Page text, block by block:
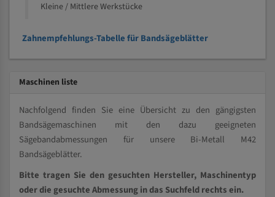
Kleine / Mittlere Werkstücke
Zahnempfehlungs-Tabelle für Bandsägeblätter
Maschinen liste
Nachfolgend finden Sie eine Übersicht zu den gängigsten
Bandsägemaschinen mit den dazu geeigneten
Sägebandabmessungen für unsere Bi-Metall M42
Bandsägeblätter.
Bitte tragen Sie den gesuchten Hersteller, Maschinentyp
oder die gesuchte Abmessung in das Suchfeld rechts ein.